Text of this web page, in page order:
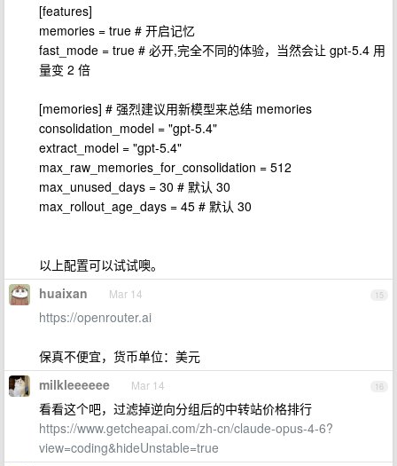
[features]
memories = true # 开启记忆
fast_mode = true # 必开,完全不同的体验，当然会让 gpt-5.4 用
量变 2 倍
[memories] # 强烈建议用新模型来总结 memories
consolidation_model = "gpt-5.4"
extract_model = "gpt-5.4"
max_raw_memories_for_consolidation = 512
max_unused_days = 30 # 默认 30
max_rollout_age_days = 45 # 默认 30
以上配置可以试试噢。
15
huaixan Mar 14
https://openrouter.ai
保真不便宜，货币单位：美元
16
milkleeeeee Mar 14
看看这个吧，过滤掉逆向分组后的中转站价格排行
https://www.getcheapai.com/zh-cn/claude-opus-4-6?
view=coding&hideUnstable=true